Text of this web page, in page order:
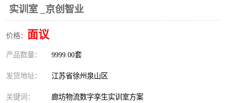
实训室 _京创智业
价格： 面议
产品数量： 9999.00套
发货地址： 江苏省徐州泉山区
关键词： 廊坊物流数字孪生实训室方案